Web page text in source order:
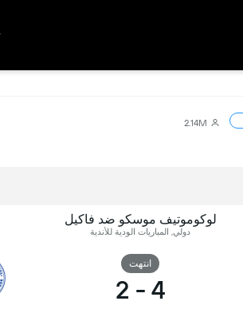
2.14M
لوكوموتيف موسكو ضد فاكيل
دولي, المباريات الودية للأندية
انتهت
4
-
2